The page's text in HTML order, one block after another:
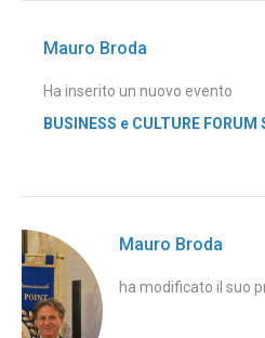
Mauro Broda
Ha inserito un nuovo evento
BUSINESS e CULTURE
Mauro Broda
ha modificato il suo